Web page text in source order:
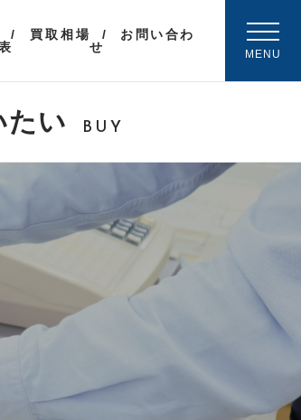
買取相場
お問い合わ
せ
MENU
たい BUY